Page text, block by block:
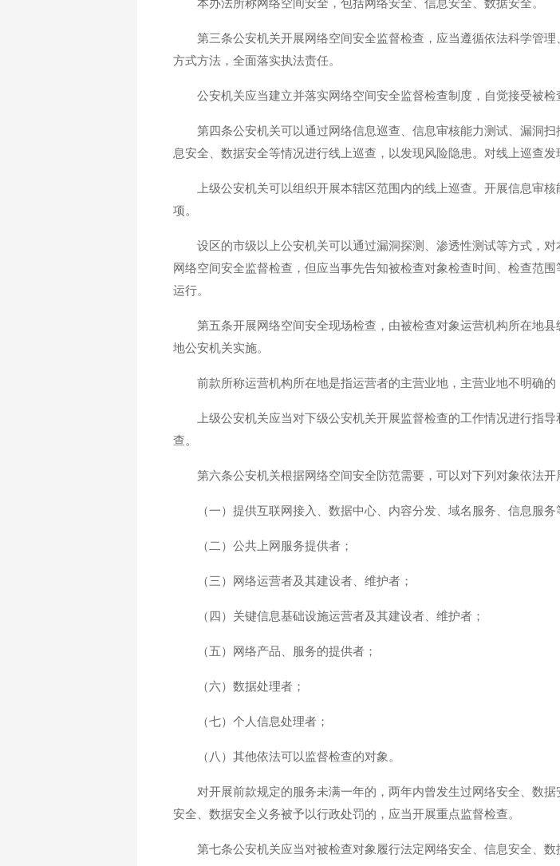
第三条公安机关开展网络空间安全监督检查，应当遵循依法科学管
方式方法，全面落实执法责任。
公安机关应当建立并落实网络空间安全监督检查制度，自觉接受被检
第四条公安机关可以通过网络信息巡查、信息审核能力测试、漏洞
息安全、数据安全等情况进行线上巡查，以发现风险隐患。对线上巡查
上级公安机关可以组织开展本辖区范围内的线上巡查。开展信息审
项。
设区的市级以上公安机关可以通过漏洞探测、渗透性测试等方式，
网络空间安全监督检查，但应当事先告知被检查对象检查时间、检查范
运行。
第五条开展网络空间安全现场检查，由被检查对象运营机构所在地
地公安机关实施。
前款所称运营机构所在地是指运营者的主营业地，主营业地不明确
上级公安机关应当对下级公安机关开展监督检查的工作情况进行指
查。
第六条公安机关根据网络空间安全防范需要，可以对下列对象依法开
（一）提供互联网接入、数据中心、内容分发、域名服务、信息服
（二）公共上网服务提供者；
（三）网络运营者及其建设者、维护者；
（四）关键信息基础设施运营者及其建设者、维护者；
（五）网络产品、服务的提供者；
（六）数据处理者；
（七）个人信息处理者；
（八）其他依法可以监督检查的对象。
对开展前款规定的服务未满一年的，两年内曾发生过网络安全、数
安全、数据安全义务被予以行政处罚的，应当开展重点监督检查。
第七条公安机关应当对被检查对象履行法定网络安全、信息安全、